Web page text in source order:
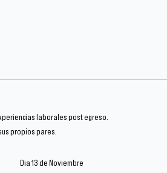
laborales post egreso.
propios pares.
Dia 13 de Noviembre